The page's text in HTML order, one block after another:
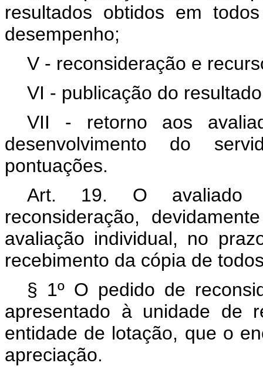
resultados obtidos em
desempenho;
V - reconsideração e
VI - publicação do
VII - retorno aos
desenvolvimento do
pontuações.
Art. 19. O avaliado
reconsideração,
avaliação individual, no
recebimento da cópia de
§ 1º O pedido de
apresentado à unidade de
entidade de lotação, que o
apreciação.